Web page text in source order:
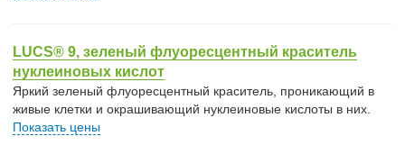
LUCS® 9, зеленый флуоресцентный краситель
нуклеиновых кислот
Яркий зеленый флуоресцентный краситель, проникающий в
живые клетки и окрашивающий нуклеиновые кислоты в них.
Показать цены